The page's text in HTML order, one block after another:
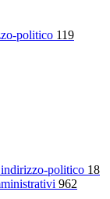
politico 119
politico 18
962